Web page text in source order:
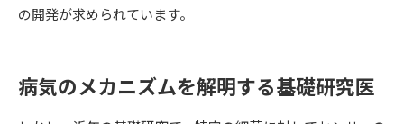
併願校選び 受験スケジュールを立てよう
の開発が求められています。
病気のメカニズムを解明する基礎研究医